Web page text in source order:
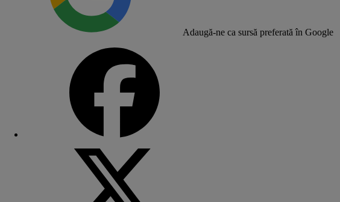
Adaugă-ne ca sursă preferată în Google